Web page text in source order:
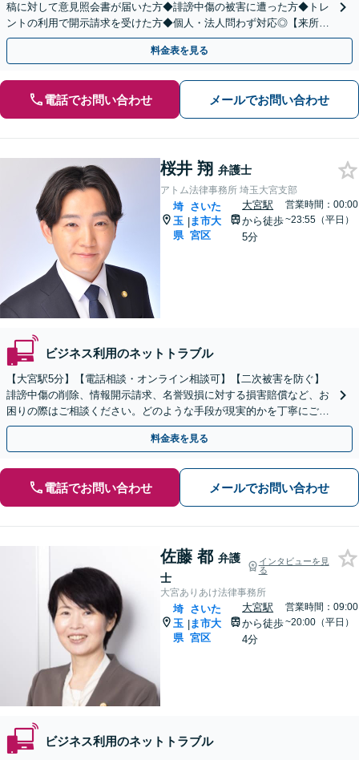
稿に対して意見照会書が届いた方◆誹謗中傷の被害に遭った方◆トレ
ントの利用で開示請求を受けた方◆個人・法人問わず対応◎【来所不
要／LINE相談可】
料金表を見る
電話でお問い合わせ メールでお問い合わせ
桜井 翔 弁護士
アトム法律事務所 埼玉大宮支部
埼
玉
県
|
さいた
ま市大
宮区
大宮駅
から徒歩
5分
営業時間：00:00
~23:55（平日）
ビジネス利用のネットトラブル
【大宮駅5分】【電話相談・オンライン相談可】【二次被害を防ぐ】
誹謗中傷の削除、情報開示請求、名誉毀損に対する損害賠償など、お
困りの際はご相談ください。どのような手段が現実的かを丁寧にご説
明し、依頼者さまにとって納得のいく解決を目指します。
料金表を見る
電話でお問い合わせ メールでお問い合わせ
佐藤 都 弁護
士
インタビューを見
る
大宮ありあけ法律事務所
埼
玉
県
|
さいた
ま市大
宮区
大宮駅
から徒歩
4分
営業時間：09:00
~20:00（平日）
ビジネス利用のネットトラブル